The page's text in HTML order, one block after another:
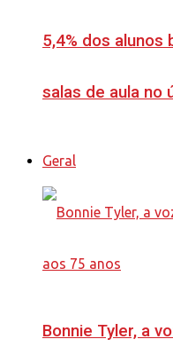
5,4% dos alunos
salas de aula no
Geral
Bonnie Tyler, a